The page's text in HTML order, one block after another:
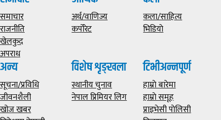
समाचार
राजनीति
खेलकुद
अपराध
अर्थ/वाणिज्य
कर्पोरेट
कला/साहित्य
भिडियाे
अन्य
सूचना/प्रविधि
जीवनशैली
खोज खबर
विशेष शृङ्खला
स्थानीय चुनाव
नेपाल प्रिमियर लिग
टिभीअन्नपूर्ण
हाम्राे बारेमा
हाम्राे समूह
प्राइभेसी पाेलिसी